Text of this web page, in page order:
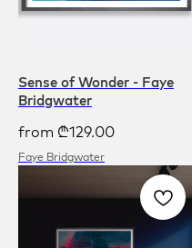
Sense of Wonder - Faye
Bridgwater
from ₾129.00
Faye Bridgwater